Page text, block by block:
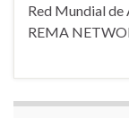
Red Mundial
REMA